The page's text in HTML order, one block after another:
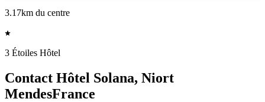
3.17km du centre
3 Étoiles Hôtel
Contact Hôtel Solana, Niort
MendesFrance